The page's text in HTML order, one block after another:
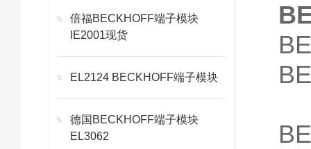
倍福BECKHOFF端子模块
IE2001现货
EL2124 BECKHOFF端子模块
德国BECKHOFF端子模块
EL3062